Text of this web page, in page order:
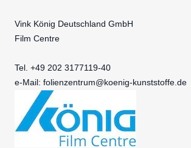
Vink König Deutschland GmbH
Film Centre
Tel. +49 202 3177119-40
e-Mail: folienzentrum@koenig-kunststoffe.de